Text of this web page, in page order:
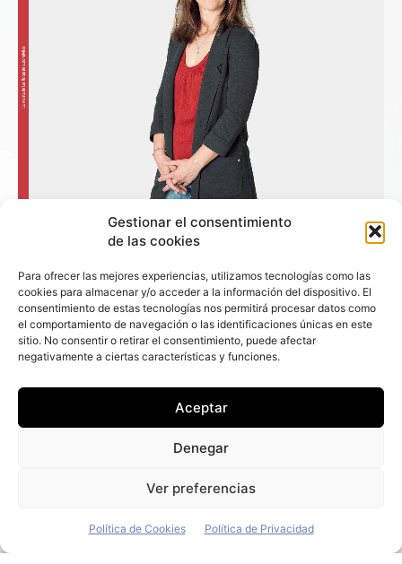
Gestionar el consentimiento
de las cookies
Para ofrecer las mejores experiencias, utilizamos tecnologías como las
cookies para almacenar y/o acceder a la información del dispositivo. El
consentimiento de estas tecnologías nos permitirá procesar datos como
el comportamiento de navegación o las identificaciones únicas en este
sitio. No consentir o retirar el consentimiento, puede afectar
negativamente a ciertas características y funciones.
Aceptar
Denegar
Ver preferencias
Política de Cookies Política de Privacidad
+ Fleet People
Contacto
Staff
La edición digital
+ Contenido en redes sociales